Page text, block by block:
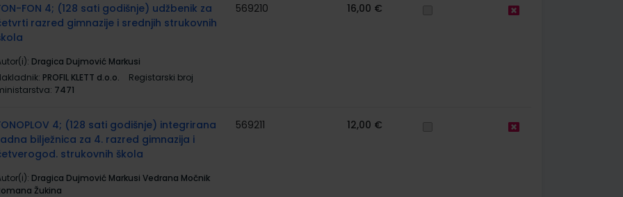
FON 4; (128 sati godišnje) udžbenik za
razred gimnazije i srednjih strukovnih
Dragica Dujmović Markusi
PROFIL KLETT d.o.o.
Registarski broj
7471
569210 16,00 €
4; (128 sati godišnje) integrirana
bilježnica za 4. razred gimnazija i
strukovnih škola
Dragica Dujmović Markusi Vedrana Močnik
Žukina
569211 12,00 €